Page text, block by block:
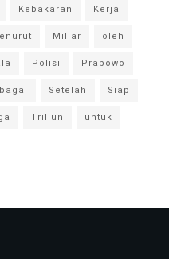
Kebakaran
Kerja
Miliar
oleh
Polisi
Prabowo
Setelah
Siap
Triliun
untuk